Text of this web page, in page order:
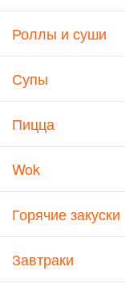
Роллы и суши
Супы
Пицца
Wok
Горячие закуски
Завтраки